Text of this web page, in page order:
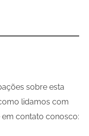
sobre esta
lidamos com
contato conosco: